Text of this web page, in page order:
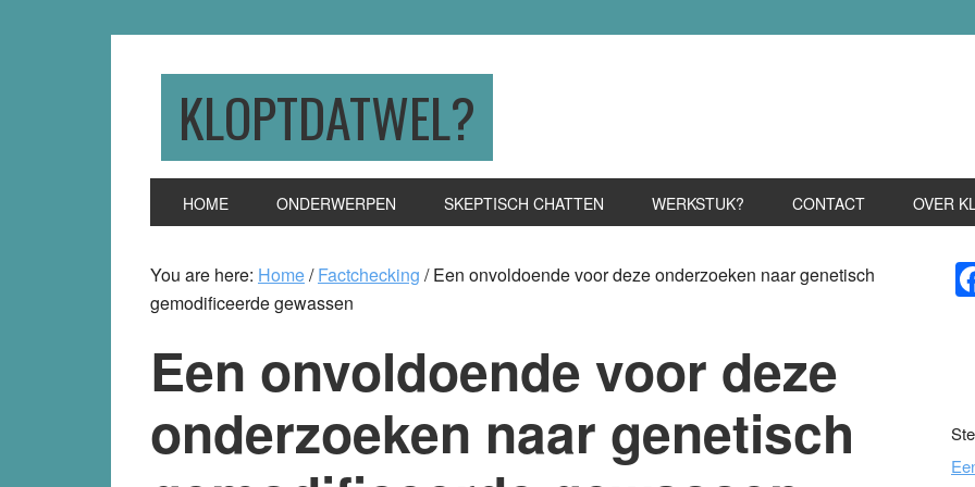
KLOPTDATWEL?
HOME ONDERWERPEN SKEPTISCH CHATTEN WERKSTUK? CONTACT OVER
You are here: Home/ Factchecking /Een onvoldoende voor deze onderzoeken naar genetisch
gemodificeerde gewassen
Een onvoldoende voor deze
onderzoeken naar genetisch